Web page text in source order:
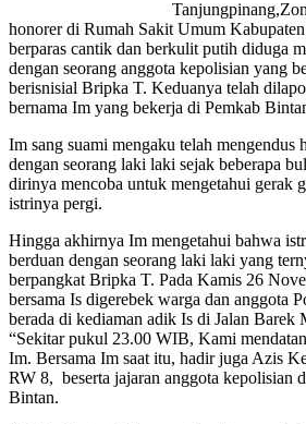
honorer di Rumah Sakit Umum
berparas cantik dan berkulit putih diduga
dengan seorang anggota kepolisian yang
berisnisial Bripka T. Keduanya telah
bernama Im yang bekerja di Pemkab
Im sang suami mengaku telah mengendus
dengan seorang laki laki sejak beberapa
dirinya mencoba untuk mengetahui gerak
istrinya pergi.
Hingga akhirnya Im mengetahui bahwa
berduan dengan seorang laki laki yang
berpangkat Bripka T. Pada Kamis 26
bersama Is digerebek warga dan anggota
berada di kediaman adik Is di Jalan Barek
“Sekitar pukul 23.00 WIB, Kami
Im. Bersama Im saat itu, hadir juga Azis
RW 8, beserta jajaran anggota kepolisian
Bintan.